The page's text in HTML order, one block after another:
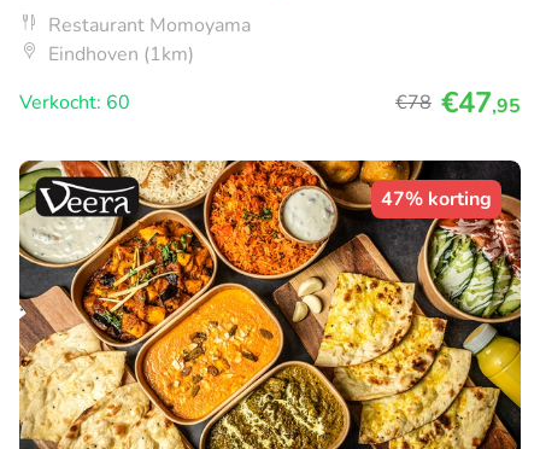
Restaurant Momoyama
Eindhoven (1km)
Verkocht: 60
€78 €47,95
47% korting